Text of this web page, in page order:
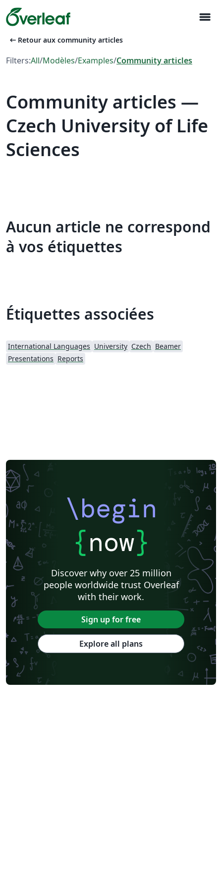
menu
arrow_left_alt Retour aux community articles
Filters:All/Modèles/Examples/Community articles
Community articles —
Czech University of Life
Sciences
Aucun article ne correspond
à vos étiquettes
Étiquettes associées
International Languages University Czech Beamer
Presentations Reports
\begin
{now}
Discover why over 25 million
people worldwide trust Overleaf
with their work.
Sign up for free
Explore all plans